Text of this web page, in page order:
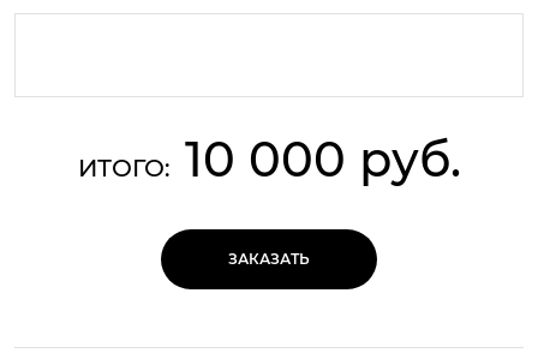
ИТОГО: 10 000 руб.
ЗАКАЗАТЬ